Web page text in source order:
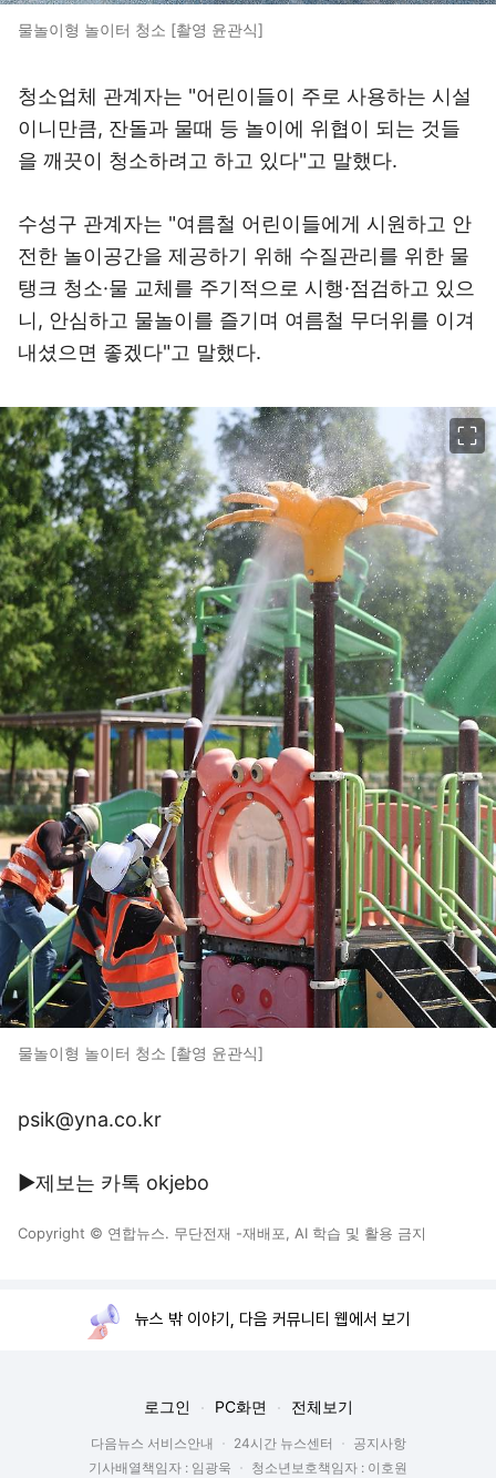
물놀이형 놀이터 청소 [촬영 윤관식]
청소업체 관계자는 "어린이들이 주로 사용하는 시설
이니만큼, 잔돌과 물때 등 놀이에 위협이 되는 것들
을 깨끗이 청소하려고 하고 있다"고 말했다.
수성구 관계자는 "여름철 어린이들에게 시원하고 안
전한 놀이공간을 제공하기 위해 수질관리를 위한 물
탱크 청소·물 교체를 주기적으로 시행·점검하고 있으
니, 안심하고 물놀이를 즐기며 여름철 무더위를 이겨
내셨으면 좋겠다"고 말했다.
물놀이형 놀이터 청소 [촬영 윤관식]
psik@yna.co.kr
▶제보는 카톡 okjebo
Copyright © 연합뉴스. 무단전재 -재배포, AI 학습 및 활용 금지
뉴스 밖 이야기, 다음 커뮤니티 웹에서 보기
로그인 PC화면 전체보기
다음뉴스 서비스안내 24시간 뉴스센터
공지사항
기사배열책임자 : 임광욱
청소년보호책임자 : 이호원